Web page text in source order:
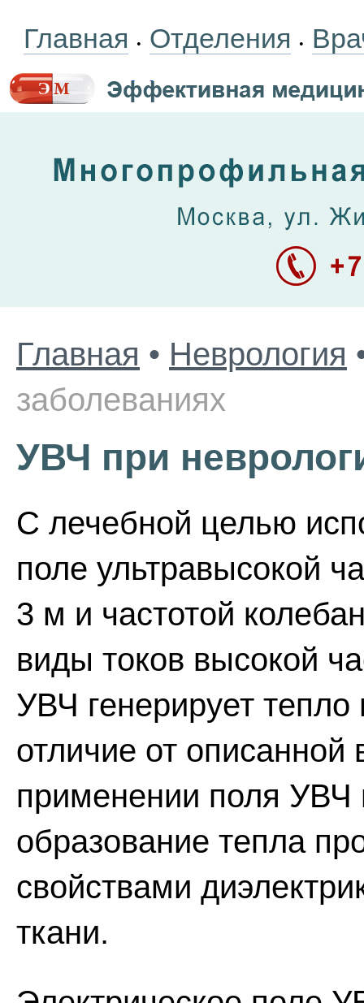
Главная • Отделения •
Главная • Неврология
заболеваниях
УВЧ при
С лечебной целью
поле ультравысокой
3 м и частотой
виды токов высокой
УВЧ генерирует
отличие от
применении поля
образование тепла
свойствами
ткани.